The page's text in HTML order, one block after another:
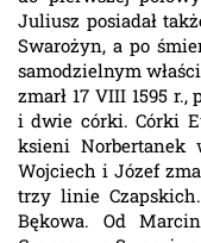
Juliusz posiadał
Swarożyn, a po
samodzielnym
zmarł 17 VIII 1595
i dwie córki. Córki
ksieni Norbertanek
Wojciech i Józef
trzy linie
Bękowa. Od